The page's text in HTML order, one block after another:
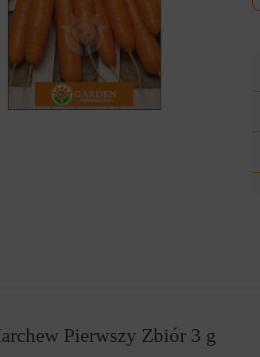
Pierwszy Zbiór 3 g